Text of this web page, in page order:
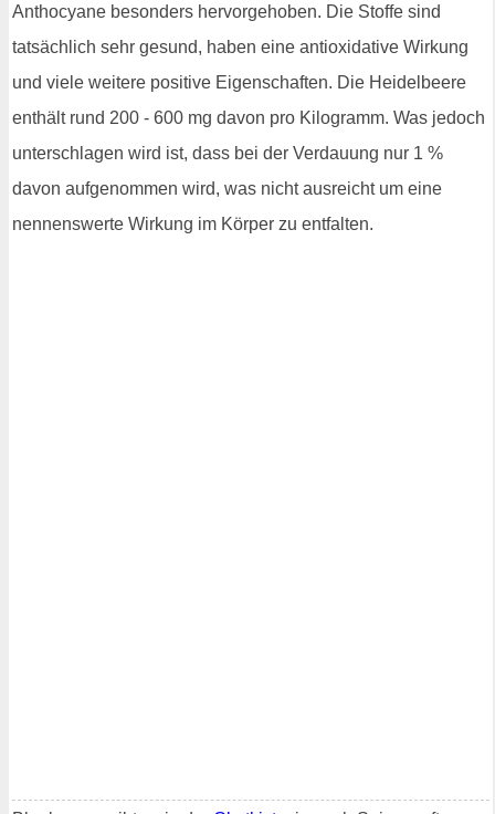
Anthocyane besonders hervorgehoben. Die Stoffe sind
tatsächlich sehr gesund, haben eine antioxidative Wirkung
und viele weitere positive Eigenschaften. Die Heidelbeere
enthält rund 200 - 600 mg davon pro Kilogramm. Was jedoch
unterschlagen wird ist, dass bei der Verdauung nur 1 %
davon aufgenommen wird, was nicht ausreicht um eine
nennenswerte Wirkung im Körper zu entfalten.